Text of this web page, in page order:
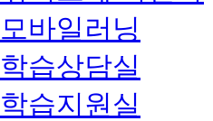
모바일러닝
학습상담실
학습지원실